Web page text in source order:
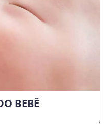
BEBÊ